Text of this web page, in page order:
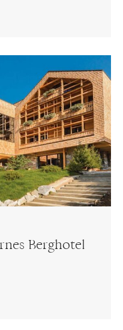
Berghotel